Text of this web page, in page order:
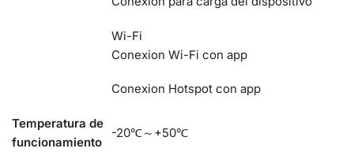
Wi-Fi
Conexion Wi-Fi con app
Conexion Hotspot con app
Temperatura de
funcionamiento
-20℃～+50℃